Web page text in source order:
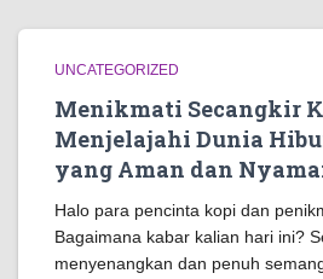
UNCATEGORIZED
Menikmati Secangkir
Menjelajahi Dunia
yang Aman dan
Halo para pencinta kopi dan
Bagaimana kabar kalian hari ini?
menyenangkan dan penuh